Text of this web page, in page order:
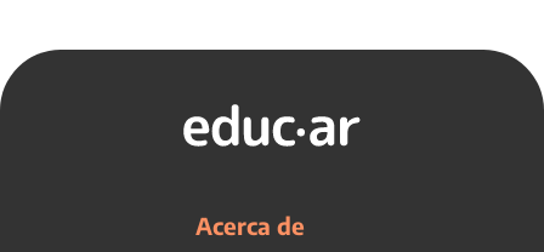
Acerca de